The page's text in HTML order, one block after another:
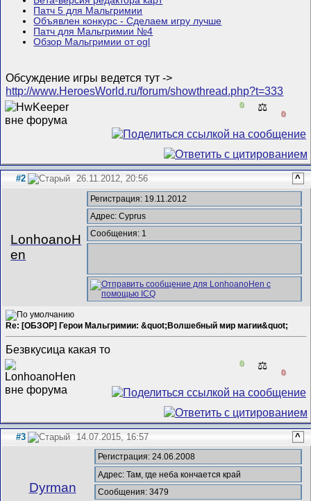
Патч 5 для Мальгримии
Объявлен конкурс - Сделаем игру лучше
Патч для Мальгримии №4
Обзор Мальгримии от ogl
Обсуждение игры ведется тут ->
http://www.HeroesWorld.ru/forum/showthread.php?t=333
0 ⚖️
0
#2 26.11.2012, 20:56 ^
LonhoanoH
en
Регистрация: 19.11.2012
Адрес: Cyprus
Сообщения: 1
Re: [ОБЗОР] Герои Мальгримии: &quot;Волшебный мир магии&quot;
Безвкусица какая то
0 ⚖️
0
#3 14.07.2015, 16:57 ^
Dyrman
Регистрация: 24.06.2008
Адрес: Там, где неба кончается край
Сообщения: 3479